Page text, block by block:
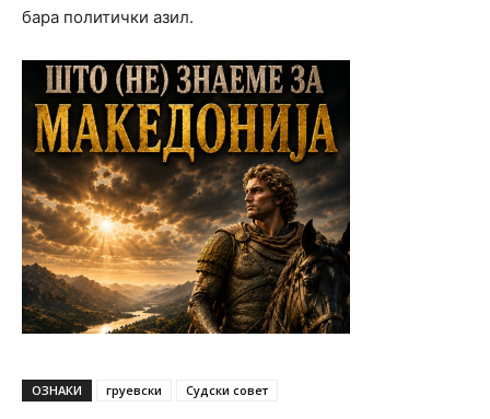
бара политички азил.
ОЗНАКИ груевски Судски совет